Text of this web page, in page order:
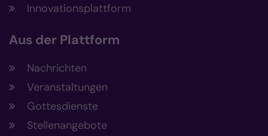
Innovationsplattform
Aus der Plattform
Nachrichten
Veranstaltungen
Gottesdienste
Stellenangebote